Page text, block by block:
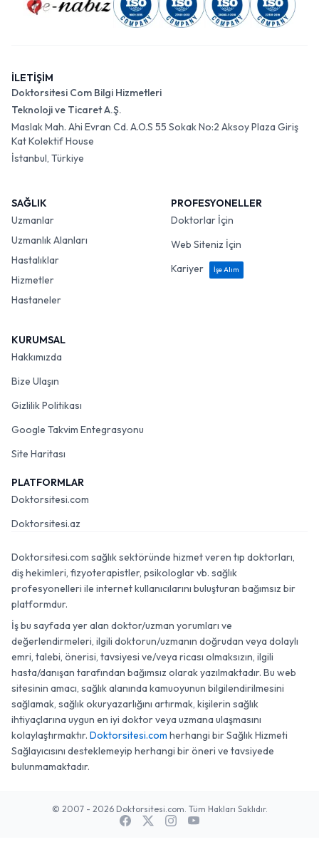
İLETİŞİM
Doktorsitesi Com Bilgi Hizmetleri
Teknoloji ve Ticaret A.Ş.
Maslak Mah. Ahi Evran Cd. A.O.S 55 Sokak No:2 Aksoy Plaza Giriş
Kat Kolektif House
İstanbul, Türkiye
SAĞLIK
Uzmanlar
Uzmanlık Alanları
Hastalıklar
Hizmetler
Hastaneler
PROFESYONELLER
Doktorlar İçin
Web Siteniz İçin
Kariyer
İşe Alım
KURUMSAL
Hakkımızda
Bize Ulaşın
Gizlilik Politikası
Google Takvim Entegrasyonu
Site Haritası
PLATFORMLAR
Doktorsitesi.com
Doktorsitesi.az
Doktorsitesi.com sağlık sektöründe hizmet veren tıp doktorları,
diş hekimleri, fizyoterapistler, psikologlar vb. sağlık
profesyonelleri ile internet kullanıcılarını buluşturan bağımsız bir
platformdur.
İş bu sayfada yer alan doktor/uzman yorumları ve
değerlendirmeleri, ilgili doktorun/uzmanın doğrudan veya dolaylı
emri, talebi, önerisi, tavsiyesi ve/veya ricası olmaksızın, ilgili
hasta/danışan tarafından bağımsız olarak yazılmaktadır. Bu web
sitesinin amacı, sağlık alanında kamuoyunun bilgilendirilmesini
sağlamak, sağlık okuryazarlığını artırmak, kişilerin sağlık
ihtiyaçlarına uygun en iyi doktor veya uzmana ulaşmasını
kolaylaştırmaktır. Doktorsitesi.com herhangi bir Sağlık Hizmeti
Sağlayıcısını desteklemeyip herhangi bir öneri ve tavsiyede
bulunmamaktadır.
© 2007 - 2026 Doktorsitesi.com. Tüm Hakları Saklıdır.